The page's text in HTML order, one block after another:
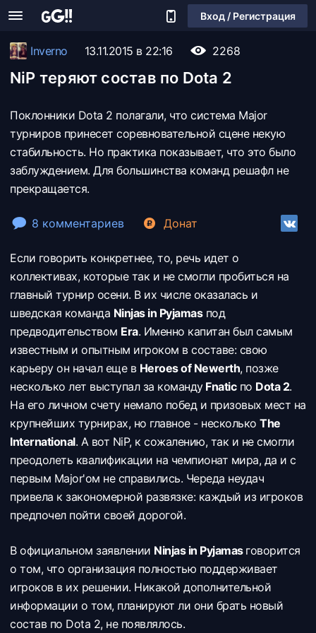
Вход / Регистрация
Inverno 13.11.2015 в 22:16 2268
NiP теряют состав по Dota 2
Поклонники Dota 2 полагали, что система Major
турниров принесет соревновательной сцене некую
стабильность. Но практика показывает, что это было
заблуждением. Для большинства команд решафл не
прекращается.
8 комментариев Донат
Если говорить конкретнее, то, речь идет о
коллективах, которые так и не смогли пробиться на
главный турнир осени. В их числе оказалась и
шведская команда Ninjas in Pyjamasпод
предводительством Era. Именно капитан был самым
известным и опытным игроком в составе: свою
карьеру он начал еще в Heroes of Newerth, позже
несколько лет выступал за команду Fnaticпо Dota 2.
На его личном счету немало побед и призовых мест на
крупнейших турнирах, но главное - несколько The
International. А вот NiP, к сожалению, так и не смогли
преодолеть квалификации на чемпионат мира, да и с
первым Major'ом не справились. Череда неудач
привела к закономерной развязке: каждый из игроков
предпочел пойти своей дорогой.
В официальном заявлении Ninjas in Pyjamas говорится
о том, что организация полностью поддерживает
игроков в их решении. Никакой дополнительной
информации о том, планируют ли они брать новый
состав по Dota 2, не появлялось.